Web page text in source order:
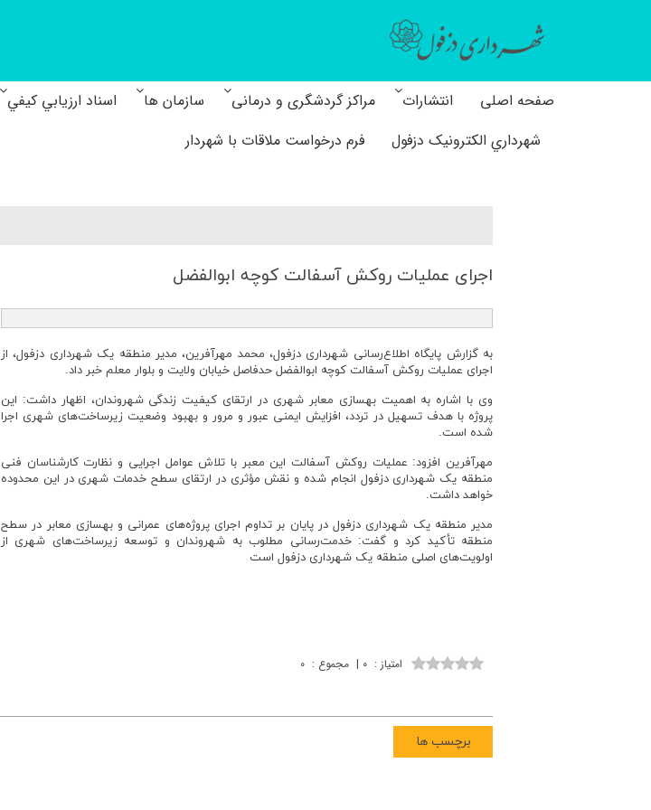
صفحه اصلی انتشارات مراکز گردشگری و درمانی سازمان ها اسناد ارزيابي كيفي
شهرداري الکترونیک دزفول
فرم درخواست ملاقات با شهردار
اجرای عملیات روكش آسفالت كوچه ابوالفضل
به گزارش پایگاه اطلاع‌رسانی شهرداری دزفول، محمد مهرآفرین، مدیر منطقه یک شهرداری دزفول، از
اجرای عملیات روکش آسفالت کوچه ابوالفضل حدفاصل خیابان ولایت و بلوار معلم خبر داد.
وی با اشاره به اهمیت بهسازی معابر شهری در ارتقای کیفیت زندگی شهروندان، اظهار داشت: این
پروژه با هدف تسهیل در تردد، افزایش ایمنی عبور و مرور و بهبود وضعیت زیرساخت‌های شهری اجرا
شده است.
مهرآفرین افزود: عملیات روکش آسفالت این معبر با تلاش عوامل اجرایی و نظارت کارشناسان فنی
منطقه یک شهرداری دزفول انجام شده و نقش مؤثری در ارتقای سطح خدمات شهری در این محدوده
خواهد داشت.
مدیر منطقه یک شهرداری دزفول در پایان بر تداوم اجرای پروژه‌های عمرانی و بهسازی معابر در سطح
منطقه تأکید کرد و گفت: خدمت‌رسانی مطلوب به شهروندان و توسعه زیرساخت‌های شهری از
اولویت‌های اصلی منطقه یک شهرداری دزفول است
امتیاز : ۰ | مجموع : ۰
برچسب ها